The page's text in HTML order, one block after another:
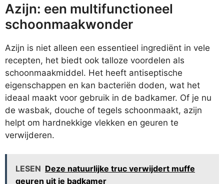
Azijn: een multifunctioneel
schoonmaakwonder
Azijn is niet alleen een essentieel ingrediënt in vele
recepten, het biedt ook talloze voordelen als
schoonmaakmiddel. Het heeft antiseptische
eigenschappen en kan bacteriën doden, wat het
ideaal maakt voor gebruik in de badkamer. Of je nu
de wasbak, douche of tegels schoonmaakt, azijn
helpt om hardnekkige vlekken en geuren te
verwijderen.
LESEN Deze natuurlijke truc verwijdert muffe
geuren uit je badkamer